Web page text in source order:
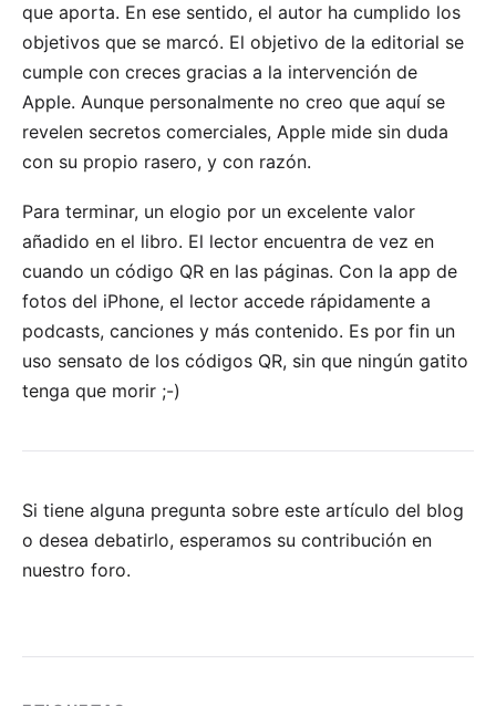
que aporta. En ese sentido, el autor ha cumplido los
objetivos que se marcó. El objetivo de la editorial se
cumple con creces gracias a la intervención de
Apple. Aunque personalmente no creo que aquí se
revelen secretos comerciales, Apple mide sin duda
con su propio rasero, y con razón.
Para terminar, un elogio por un excelente valor
añadido en el libro. El lector encuentra de vez en
cuando un código QR en las páginas. Con la app de
fotos del iPhone, el lector accede rápidamente a
podcasts, canciones y más contenido. Es por fin un
uso sensato de los códigos QR, sin que ningún gatito
tenga que morir ;-)
Si tiene alguna pregunta sobre este artículo del blog
o desea debatirlo, esperamos su contribución en
nuestro foro.